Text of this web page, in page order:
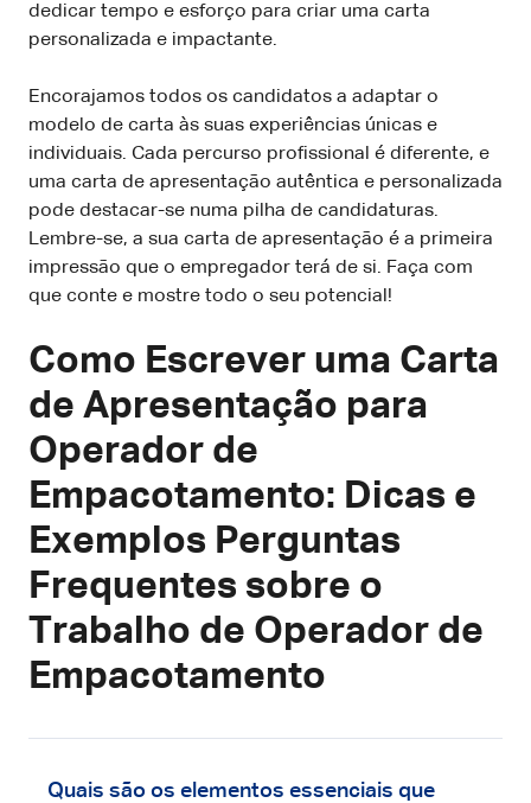
dedicar tempo e esforço para criar uma carta
personalizada e impactante.
Encorajamos todos os candidatos a adaptar o
modelo de carta às suas experiências únicas e
individuais. Cada percurso profissional é diferente, e
uma carta de apresentação autêntica e personalizada
pode destacar-se numa pilha de candidaturas.
Lembre-se, a sua carta de apresentação é a primeira
impressão que o empregador terá de si. Faça com
que conte e mostre todo o seu potencial!
Como Escrever uma Carta
de Apresentação para
Operador de
Empacotamento: Dicas e
Exemplos Perguntas
Frequentes sobre o
Trabalho de Operador de
Empacotamento
Quais são os elementos essenciais que